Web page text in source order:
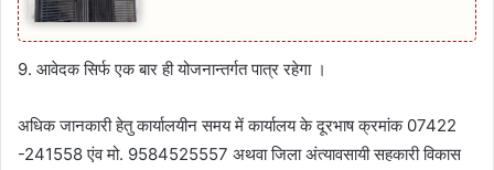
9. आवेदक सिर्फ एक बार ही योजनान्तर्गत पात्र रहेगा ।
अधिक जानकारी हेतु कार्यालयीन समय में कार्यालय के दूरभाष क्रमांक 07422
-241558 एंव मो. 9584525557 अथवा जिला अंत्यावसायी सहकारी विकास